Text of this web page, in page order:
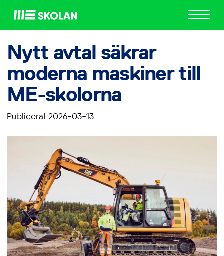
ME
Skolan
Nytt avtal säkrar
moderna maskiner till
ME-skolorna
Publicerat 2026-03-13